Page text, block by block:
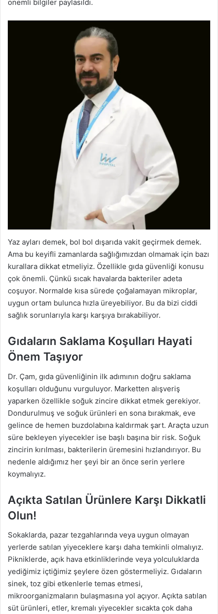
onemli bilgiler paylasıldı.
Yaz ayları demek, bol bol dışarıda vakit geçirmek demek.
Ama bu keyifli zamanlarda sağlığımızdan olmamak için bazı
kurallara dikkat etmeliyiz. Özellikle gıda güvenliği konusu
çok önemli. Çünkü sıcak havalarda bakteriler adeta
coşuyor. Normalde kısa sürede çoğalamayan mikroplar,
uygun ortam bulunca hızla üreyebiliyor. Bu da bizi ciddi
sağlık sorunlarıyla karşı karşıya bırakabiliyor.
Gıdaların Saklama Koşulları Hayati
Önem Taşıyor
Dr. Çam, gıda güvenliğinin ilk adımının doğru saklama
koşulları olduğunu vurguluyor. Marketten alışveriş
yaparken özellikle soğuk zincire dikkat etmek gerekiyor.
Dondurulmuş ve soğuk ürünleri en sona bırakmak, eve
gelince de hemen buzdolabına kaldırmak şart. Araçta uzun
süre bekleyen yiyecekler ise başlı başına bir risk. Soğuk
zincirin kırılması, bakterilerin üremesini hızlandırıyor. Bu
nedenle aldığımız her şeyi bir an önce serin yerlere
koymalıyız.
Açıkta Satılan Ürünlere Karşı Dikkatli
Olun!
Sokaklarda, pazar tezgahlarında veya uygun olmayan
yerlerde satılan yiyeceklere karşı daha temkinli olmalıyız.
Pikniklerde, açık hava etkinliklerinde veya yolculuklarda
yediğimiz içtiğimiz şeylere özen göstermeliyiz. Gıdaların
sinek, toz gibi etkenlerle temas etmesi,
mikroorganizmaların bulaşmasına yol açıyor. Açıkta satılan
süt ürünleri, etler, kremalı yiyecekler sıcakta çok daha